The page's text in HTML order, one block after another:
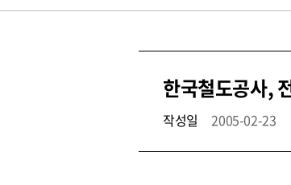
한국철도공사,
작성일 2005-02-23